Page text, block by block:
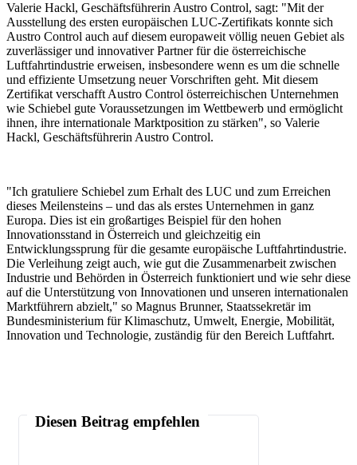
Valerie Hackl, Geschäftsführerin Austro Control, sagt: "Mit der
Ausstellung des ersten europäischen LUC-Zertifikats konnte sich
Austro Control auch auf diesem europaweit völlig neuen Gebiet als
zuverlässiger und innovativer Partner für die österreichische
Luftfahrtindustrie erweisen, insbesondere wenn es um die schnelle
und effiziente Umsetzung neuer Vorschriften geht. Mit diesem
Zertifikat verschafft Austro Control österreichischen Unternehmen
wie Schiebel gute Voraussetzungen im Wettbewerb und ermöglicht
ihnen, ihre internationale Marktposition zu stärken", so Valerie
Hackl, Geschäftsführerin Austro Control.
"Ich gratuliere Schiebel zum Erhalt des LUC und zum Erreichen
dieses Meilensteins – und das als erstes Unternehmen in ganz
Europa. Dies ist ein großartiges Beispiel für den hohen
Innovationsstand in Österreich und gleichzeitig ein
Entwicklungssprung für die gesamte europäische Luftfahrtindustrie.
Die Verleihung zeigt auch, wie gut die Zusammenarbeit zwischen
Industrie und Behörden in Österreich funktioniert und wie sehr diese
auf die Unterstützung von Innovationen und unseren internationalen
Marktführern abzielt," so Magnus Brunner, Staatssekretär im
Bundesministerium für Klimaschutz, Umwelt, Energie, Mobilität,
Innovation und Technologie, zuständig für den Bereich Luftfahrt.
Diesen Beitrag empfehlen